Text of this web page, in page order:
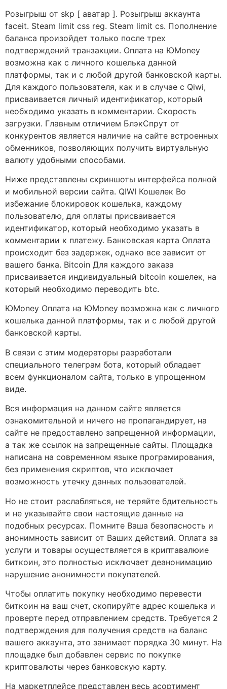
Розыгрыш от skp [ аватар ]. Розыгрыш аккаунта
faceit. Steam limit css reg. Steam limit cs. Пополнение
баланса произойдет только после трех
подтверждений транзакции. Оплата на ЮMoney
возможна как с личного кошелька данной
платформы, так и с любой другой банковской карты.
Для каждого пользователя, как и в случае с Qiwi,
присваивается личный идентификатор, который
необходимо указать в комментарии. Скорость
загрузки. Главным отличием БлэкСпрут от
конкурентов является наличие на сайте встроенных
обменников, позволяющих получить виртуальную
валюту удобными способами.
Ниже представлены скриншоты интерфейса полной
и мобильной версии сайта. QIWI Кошелек Во
избежание блокировок кошелька, каждому
пользователю, для оплаты присваивается
идентификатор, который необходимо указать в
комментарии к платежу. Банковская карта Оплата
происходит без задержек, однако все зависит от
вашего банка. Bitcoin Для каждого заказа
присваивается индивидуальный bitcoin кошелек, на
который необходимо переводить btc.
ЮMoney Оплата на ЮMoney возможна как с личного
кошелька данной платформы, так и с любой другой
банковской карты.
В связи с этим модераторы разработали
специального телеграм бота, который обладает
всем функционалом сайта, только в упрощенном
виде.
Вся информация на данном сайте является
ознакомительной и ничего не пропагандирует, на
сайте не предоставлено запрещенной информации,
а так же ссылок на запрещенные сайты. Площадка
написана на современном языке програмирования,
без применения скриптов, что исключает
возможность утечку данных пользователей.
Но не стоит раслабляться, не теряйте бдительность
и не указывайте свои настоящие данные на
подобных ресурсах. Помните Ваша безопасность и
анонимность зависит от Ваших действий. Оплата за
услуги и товары осуществляется в криптавалюие
биткоин, это полностью исключает деанонимацию
нарушение анонимности покупателей.
Чтобы оплатить покупку необходимо перевести
биткоин на ваш счет, скопируйте адрес кошелька и
проверте перед отправлением средств. Требуется 2
подтверждения для получения средств на баланс
вашего аккаунта, это занимает порядка 30 минут. На
площадке был добавлен сервис по покупке
криптовалюты через банковскую карту.
На маркетплейсе представлен весь асортимент